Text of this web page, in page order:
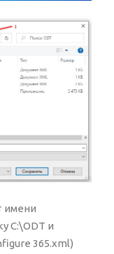
имени
C:\ODT и
365.xml)